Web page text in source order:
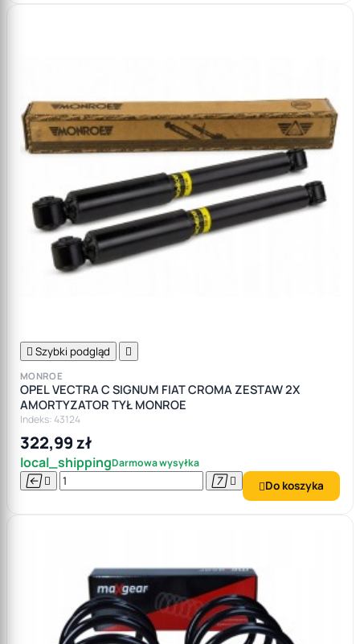
 Szybki podgląd 
MONROE
OPEL VECTRA C SIGNUM FIAT CROMA ZESTAW 2X
AMORTYZATOR TYŁ MONROE
Indeks: 43124
322,99 zł
local_shippingDarmowa wysyłka
    Do koszyka